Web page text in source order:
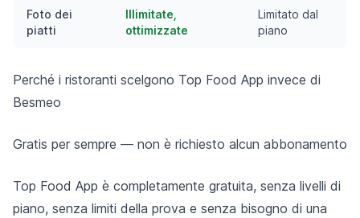
Foto dei
piatti
Illimitate,
ottimizzate
Limitato dal
piano
Perché i ristoranti scelgono Top Food App invece di
Besmeo
Gratis per sempre — non è richiesto alcun abbonamento
Top Food App è completamente gratuita, senza livelli di
piano, senza limiti della prova e senza bisogno di una